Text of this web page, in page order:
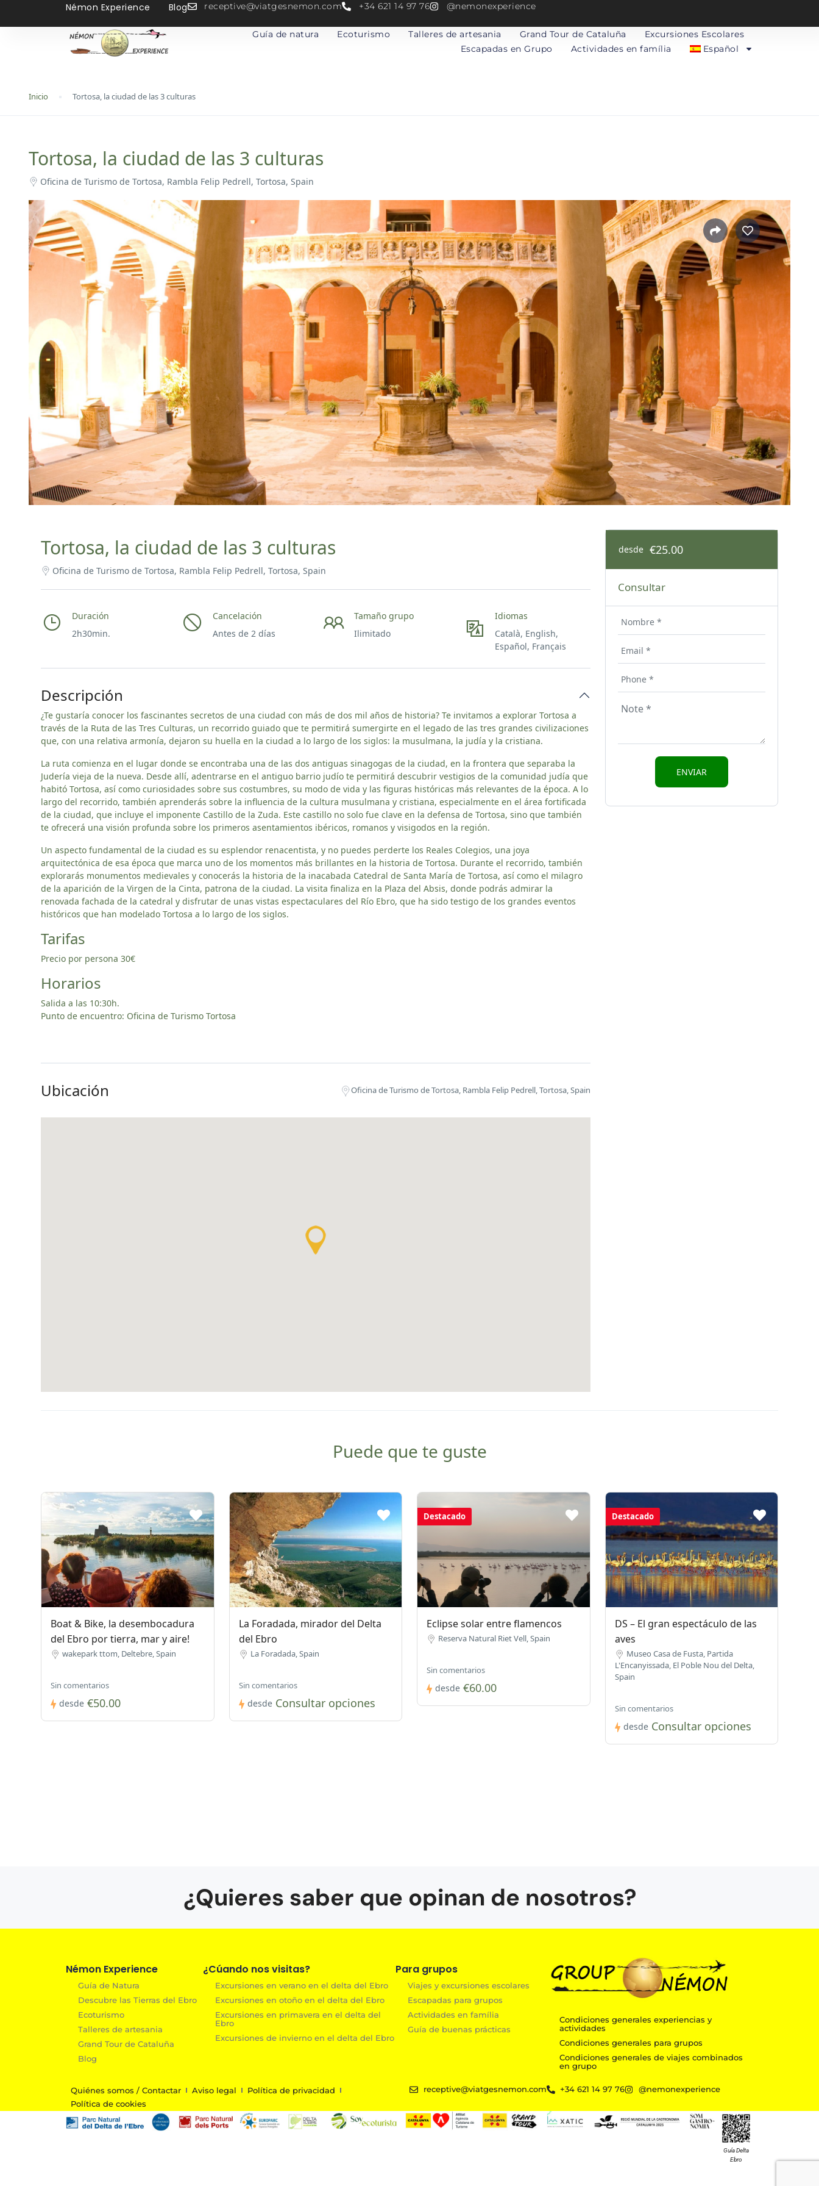
Némon Experience Blog receptive@viatgesnemon.com +34 621 14 97 76 @nemonexperience
Guía de natura Ecoturismo Talleres de artesania Grand Tour de Cataluña
Excursiones Escolares
Escapadas en Grupo
Actividades en família Español
Inicio Tortosa, la ciudad de las 3 culturas
Tortosa, la ciudad de las 3 culturas
Oficina de Turismo de Tortosa, Rambla Felip Pedrell, Tortosa, Spain
Tortosa, la ciudad de las 3 culturas
Oficina de Turismo de Tortosa, Rambla Felip Pedrell, Tortosa, Spain
Duración
2h30min.
Cancelación
Antes de 2 días
Tamaño grupo
Ilimitado
Idiomas
Català, English,
Español, Français
Descripción
¿Te gustaría conocer los fascinantes secretos de una ciudad con más de dos mil años de historia? Te invitamos a explorar Tortosa a
través de la Ruta de las Tres Culturas, un recorrido guiado que te permitirá sumergirte en el legado de las tres grandes civilizaciones
que, con una relativa armonía, dejaron su huella en la ciudad a lo largo de los siglos: la musulmana, la judía y la cristiana.
La ruta comienza en el lugar donde se encontraba una de las dos antiguas sinagogas de la ciudad, en la frontera que separaba la
Judería vieja de la nueva. Desde allí, adentrarse en el antiguo barrio judío te permitirá descubrir vestigios de la comunidad judía que
habitó Tortosa, así como curiosidades sobre sus costumbres, su modo de vida y las figuras históricas más relevantes de la época. A lo
largo del recorrido, también aprenderás sobre la influencia de la cultura musulmana y cristiana, especialmente en el área fortificada
de la ciudad, que incluye el imponente Castillo de la Zuda. Este castillo no solo fue clave en la defensa de Tortosa, sino que también
te ofrecerá una visión profunda sobre los primeros asentamientos ibéricos, romanos y visigodos en la región.
Un aspecto fundamental de la ciudad es su esplendor renacentista, y no puedes perderte los Reales Colegios, una joya
arquitectónica de esa época que marca uno de los momentos más brillantes en la historia de Tortosa. Durante el recorrido, también
explorarás monumentos medievales y conocerás la historia de la inacabada Catedral de Santa María de Tortosa, así como el milagro
de la aparición de la Virgen de la Cinta, patrona de la ciudad. La visita finaliza en la Plaza del Absis, donde podrás admirar la
renovada fachada de la catedral y disfrutar de unas vistas espectaculares del Río Ebro, que ha sido testigo de los grandes eventos
históricos que han modelado Tortosa a lo largo de los siglos.
Tarifas
Precio por persona 30€
Horarios
Salida a las 10:30h.
Punto de encuentro: Oficina de Turismo Tortosa
Ubicación Oficina de Turismo de Tortosa, Rambla Felip Pedrell, Tortosa, Spain
desde €25.00
Consultar
Puede que te guste
Boat & Bike, la desembocadura
del Ebro por tierra, mar y aire!
wakepark ttom, Deltebre, Spain
Sin comentarios
desde €50.00
La Foradada, mirador del Delta
del Ebro
La Foradada, Spain
Sin comentarios
desde Consultar opciones
Destacado
Eclipse solar entre flamencos
Reserva Natural Riet Vell, Spain
Sin comentarios
desde €60.00
Destacado
DS – El gran espectáculo de las
aves
Museo Casa de Fusta, Partida
L'Encanyissada, El Poble Nou del Delta,
Spain
Sin comentarios
desde Consultar opciones
¿Quieres saber que opinan de nosotros?
Némon Experience
Guía de Natura
Descubre las Tierras del Ebro
Ecoturismo
Talleres de artesania
Grand Tour de Cataluña
Blog
¿Cúando nos visitas?
Excursiones en verano en el delta del Ebro
Excursiones en otoño en el delta del Ebro
Excursiones en primavera en el delta del
Ebro
Excursiones de invierno en el delta del Ebro
Para grupos
Viajes y excursiones escolares
Escapadas para grupos
Actividades en família
Guía de buenas prácticas
Condiciones generales experiencias y
actividades
Condiciones generales para grupos
Condiciones generales de viajes combinados
en grupo
Quiénes somos / Contactar Aviso legal
Política de privacidad
Política de cookies
receptive@viatgesnemon.com +34 621 14 97 76 @nemonexperience
Guía Delta
Ebro